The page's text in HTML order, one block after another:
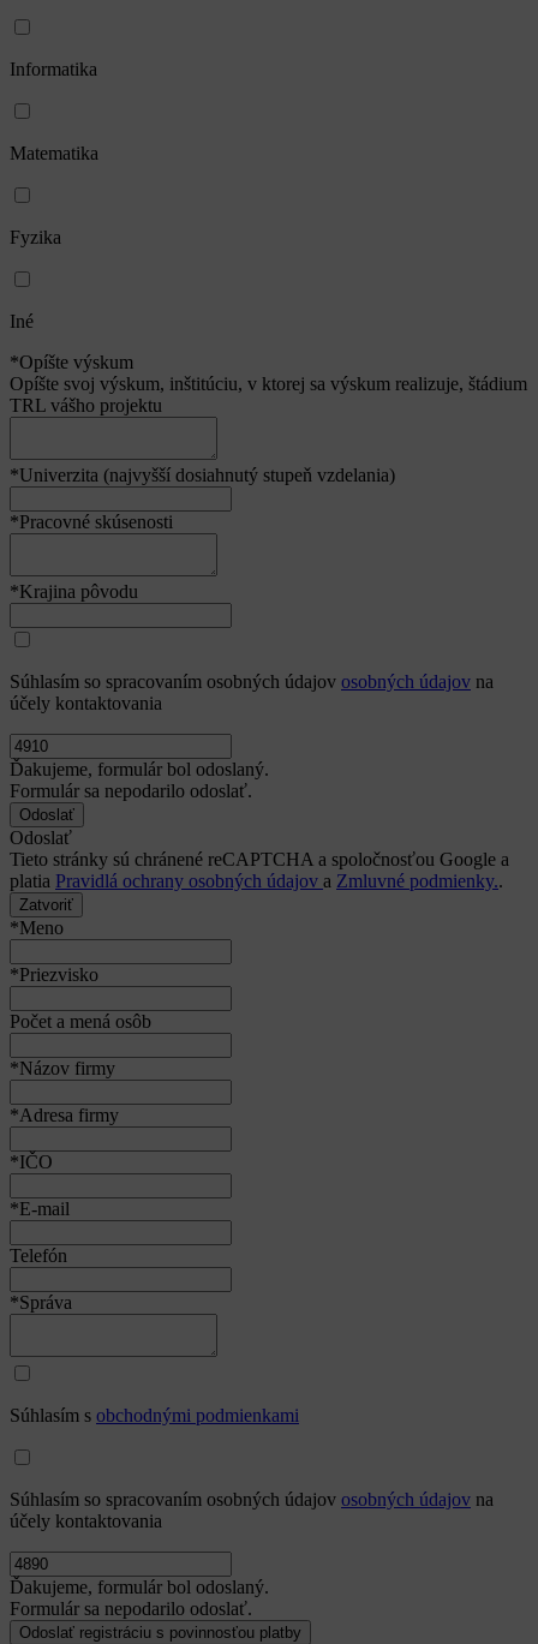
Informatika
Matematika
Fyzika
Iné
*Opíšte výskum
Opíšte svoj výskum, inštitúciu, v ktorej sa výskum realizuje, štádium
TRL vášho projektu
*Univerzita (najvyšší dosiahnutý stupeň vzdelania)
*Pracovné skúsenosti
*Krajina pôvodu
Súhlasím so spracovaním osobných údajov osobných údajov na
účely kontaktovania
Ďakujeme, formulár bol odoslaný.
Formulár sa nepodarilo odoslať.
Odoslať
Tieto stránky sú chránené reCAPTCHA a spoločnosťou Google a
platia Pravidlá ochrany osobných údajov a Zmluvné podmienky..
Zatvoriť
*Meno
*Priezvisko
Počet a mená osôb
*Názov firmy
*Adresa firmy
*IČO
*E-mail
Telefón
*Správa
Súhlasím s obchodnými podmienkami
Súhlasím so spracovaním osobných údajov osobných údajov na
účely kontaktovania
Ďakujeme, formulár bol odoslaný.
Formulár sa nepodarilo odoslať.